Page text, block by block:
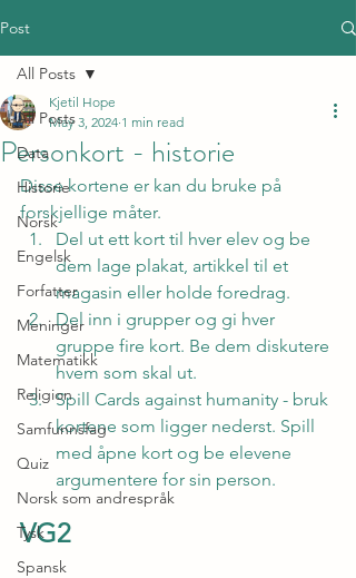
Post
All Posts
Data
Historie
Norsk
Engelsk
Forfatter
Meninger
Matematikk
Religion
Samfunnsfag
Quiz
Norsk som andrespråk
Tysk
Spansk
All Posts
Personkort - historie
Kjetil Hope
May 3, 2024 1 min read
Disse kortene er kan du bruke på
forskjellige måter.
Del ut ett kort til hver elev og be
dem lage plakat, artikkel til et
magasin eller holde foredrag.
Del inn i grupper og gi hver
gruppe fire kort. Be dem diskutere
hvem som skal ut.
Spill Cards against humanity - bruk
kortene som ligger nederst. Spill
med åpne kort og be elevene
argumentere for sin person.
VG2